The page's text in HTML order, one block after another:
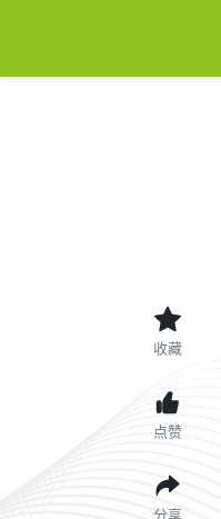
收藏
点赞
分享